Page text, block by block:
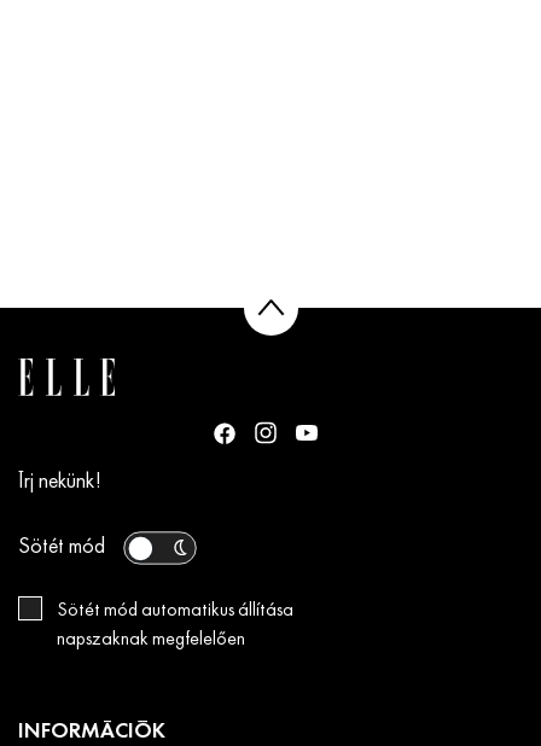
Írj nekünk!
Sötét mód
Sötét mód automatikus állítása
napszaknak megfelelően
INFORMÁCIÓK